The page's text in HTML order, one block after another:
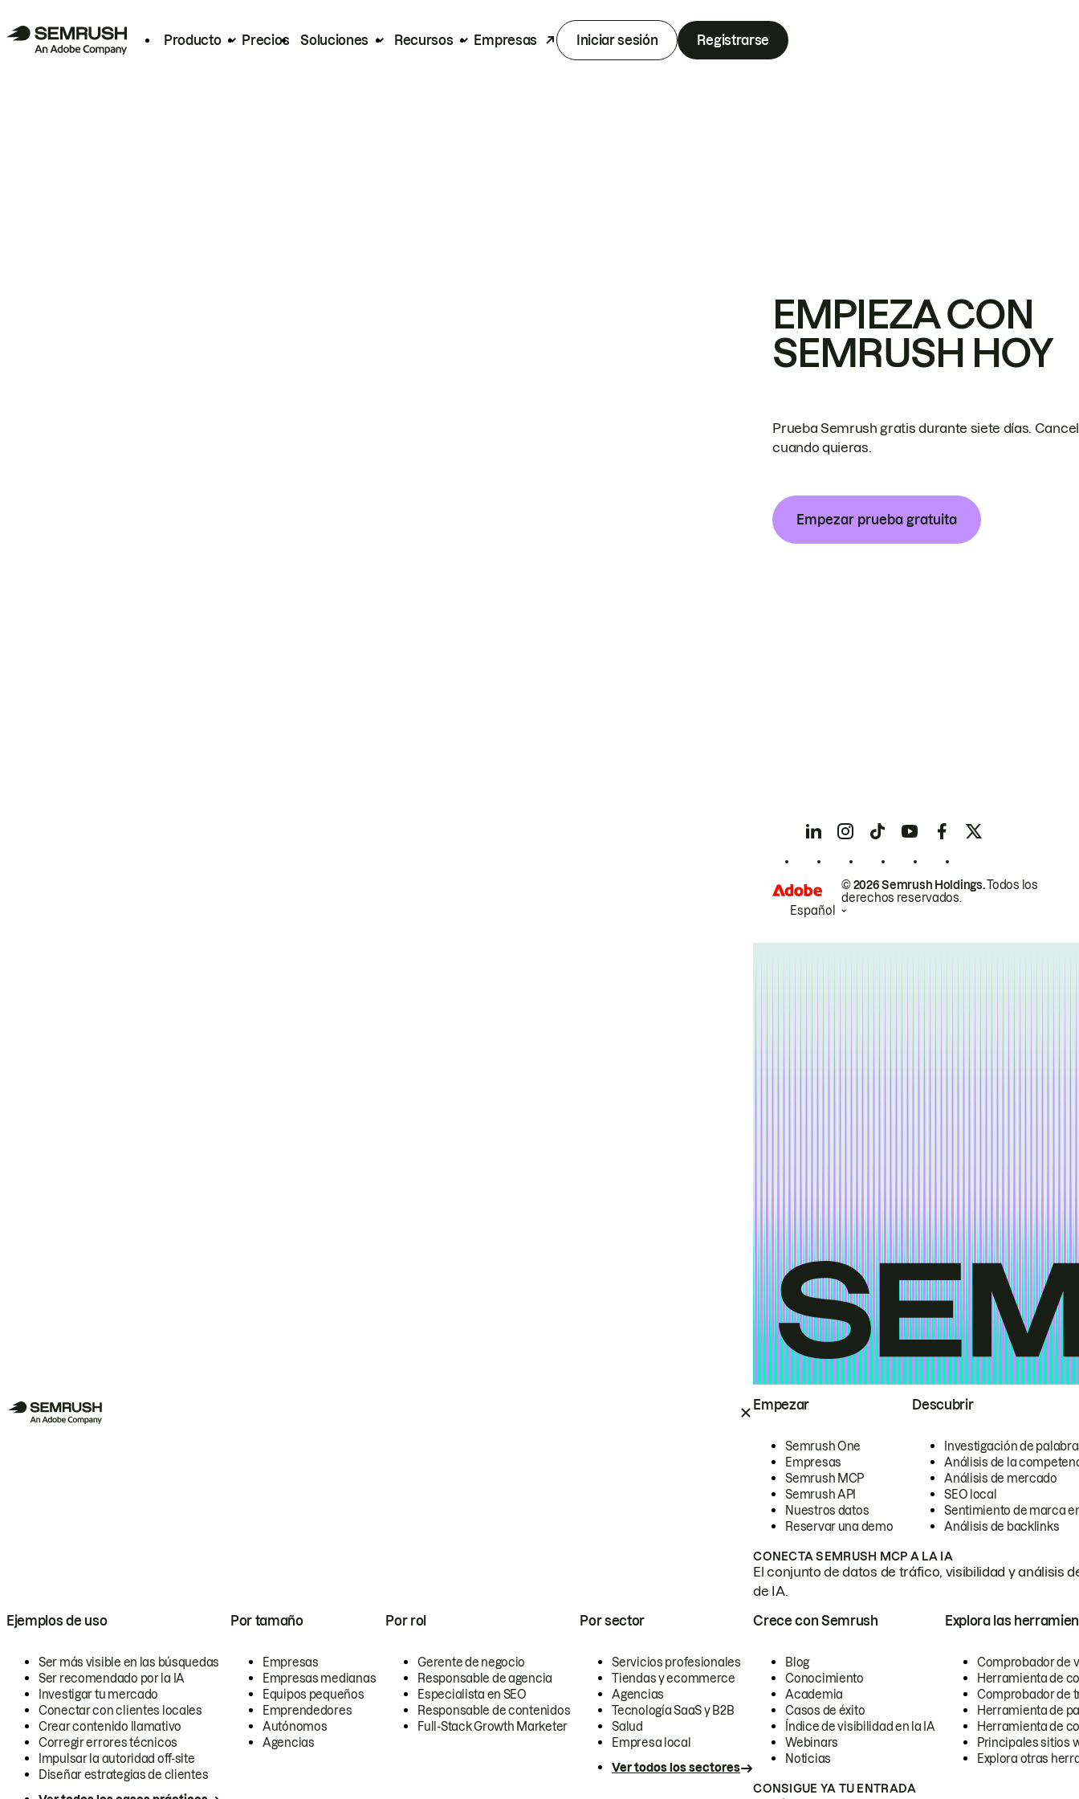
Producto Precios Soluciones Recursos Empresas Iniciar sesión Registrarse
Empezar
Semrush One
Empresas
Semrush MCP
Semrush API
Nuestros datos
Reservar una demo
Descubrir
Investigación de
Análisis de la
Análisis de mercado
SEO local
Sentimiento de marca
Análisis de backlinks
CONECTA SEMRUSH MCP A LA IA
El conjunto de datos de tráfico, visibilidad y análisis
de IA.
Ejemplos de uso
Ser más visible en las búsquedas
Ser recomendado por la IA
Investigar tu mercado
Conectar con clientes locales
Crear contenido llamativo
Corregir errores técnicos
Impulsar la autoridad off-site
Diseñar estrategias de clientes
Por tamaño
Empresas
Empresas medianas
Equipos pequeños
Emprendedores
Autónomos
Agencias
Por rol
Gerente de negocio
Responsable de agencia
Especialista en SEO
Responsable de contenidos
Full-Stack Growth Marketer
Por sector
Servicios profesionales
Tiendas y ecommerce
Agencias
Tecnología SaaS y B2B
Salud
Empresa local
Ver todos los sectores
Crece con Semrush
Blog
Conocimiento
Academia
Casos de éxito
Índice de visibilidad en la IA
Webinars
Noticias
Explora las
Comprobador de
Herramienta de
Comprobador de
Herramienta de
Herramienta de
Principales sitios
Explora otras
CONSIGUE YA TU ENTRADA
EMPIEZA CON
SEMRUSH HOY
Prueba Semrush gratis durante siete días.
cuando quieras.
Empezar prueba gratuita
© 2026 Semrush Holdings.Todos los
derechos reservados.
Español